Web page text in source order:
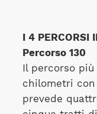
I 4 PERCORSI
Percorso 130
Il percorso più
chilometri
prevede